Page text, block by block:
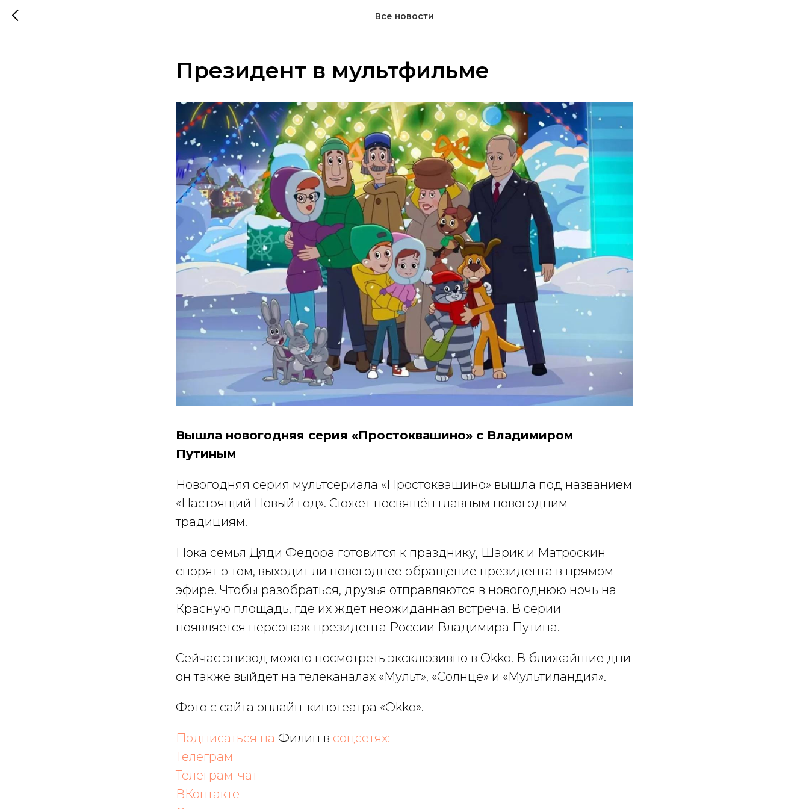
Все новости
Президент в мультфильме
Вышла новогодняя серия «Простоквашино» с Владимиром
Путиным
Новогодняя серия мультсериала «Простоквашино» вышла под названием
«Настоящий Новый год». Сюжет посвящён главным новогодним
традициям.
Пока семья Дяди Фёдора готовится к празднику, Шарик и Матроскин
спорят о том, выходит ли новогоднее обращение президента в прямом
эфире. Чтобы разобраться, друзья отправляются в новогоднюю ночь на
Красную площадь, где их ждёт неожиданная встреча. В серии
появляется персонаж президента России Владимира Путина.
Сейчас эпизод можно посмотреть эксклюзивно в Okko. В ближайшие дни
он также выйдет на телеканалах «Мульт», «Солнце» и «Мультиландия».
Фото с сайта онлайн-кинотеатра «Okko».
Подписаться на Филин в соцсетях:
Телеграм
Телеграм-чат
ВКонтакте